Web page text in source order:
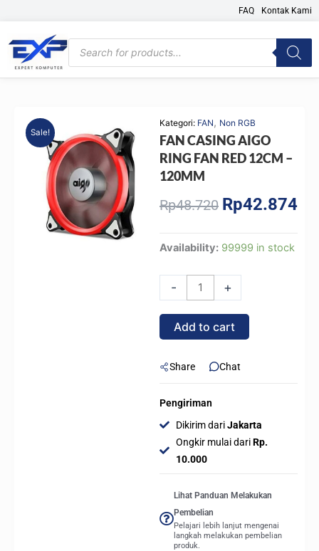
content
FAQ Kontak Kami
Products
search
Sale!
Kategori: FAN, Non RGB
FAN CASING AIGO
RING FAN RED 12CM –
120MM
Rp48.720 Original
Rp48.720.
Rp42.874
Availability: 99999 in stock
-
FAN
RING
FAN
RED
-
quantity
+
Add to cart
Share Chat
Pengiriman
Dikirim dariJakarta
Ongkir mulai dariRp.
10.000
Lihat Panduan Melakukan
Pembelian
Pelajari lebih lanjut mengenai
langkah melakukan pembelian
produk.